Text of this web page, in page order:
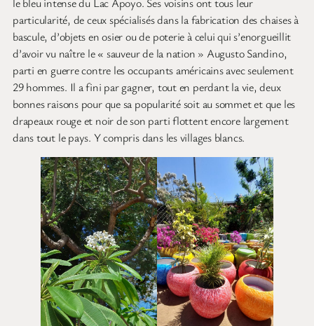
particularité, de ceux spécialisés dans la fabrication des chaises à
bascule, d’objets en osier ou de poterie à celui qui s’enorgueillit
d’avoir vu naître le « sauveur de la nation » Augusto Sandino,
parti en guerre contre les occupants américains avec seulement
29 hommes. Il a fini par gagner, tout en perdant la vie, deux
bonnes raisons pour que sa popularité soit au sommet et que les
drapeaux rouge et noir de son parti flottent encore largement
dans tout le pays. Y compris dans les villages blancs.